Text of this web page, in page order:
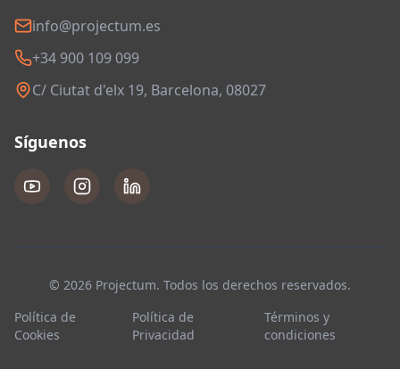
info@projectum.es
+34 900 109 099
C/ Ciutat d'elx 19, Barcelona, 08027
Síguenos
© 2026 Projectum. Todos los derechos reservados.
Política de
Cookies
Política de
Privacidad
Términos y
condiciones